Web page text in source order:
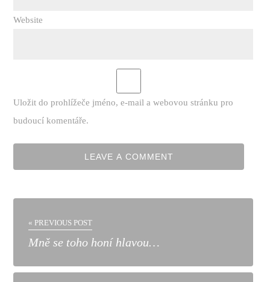
Website
Uložit do prohlížeče jméno, e-mail a webovou stránku pro
budoucí komentáře.
« PREVIOUS POST
Mně se toho honí hlavou…